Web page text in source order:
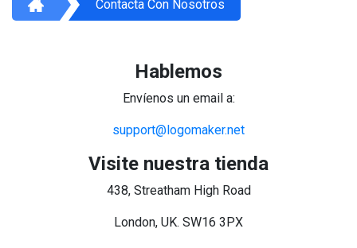
Contacta Con Nosotros
Hablemos
Envíenos un email a:
support@logomaker.net
Visite nuestra tienda
438, Streatham High Road
London, UK. SW16 3PX